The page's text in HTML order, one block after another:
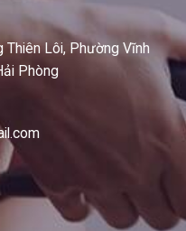
Lôi, Phường Vĩnh
Phòng